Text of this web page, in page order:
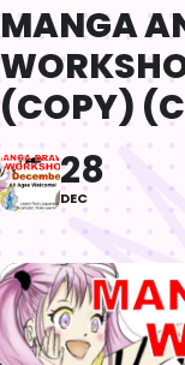
MANGA
(COPY)
28
DEC